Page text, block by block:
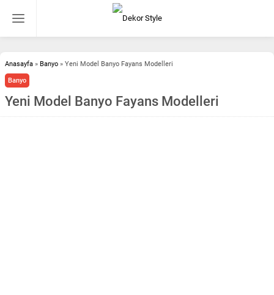
Anasayfa » Banyo » Yeni Model Banyo Fayans Modelleri
Banyo
Yeni Model Banyo Fayans Modelleri